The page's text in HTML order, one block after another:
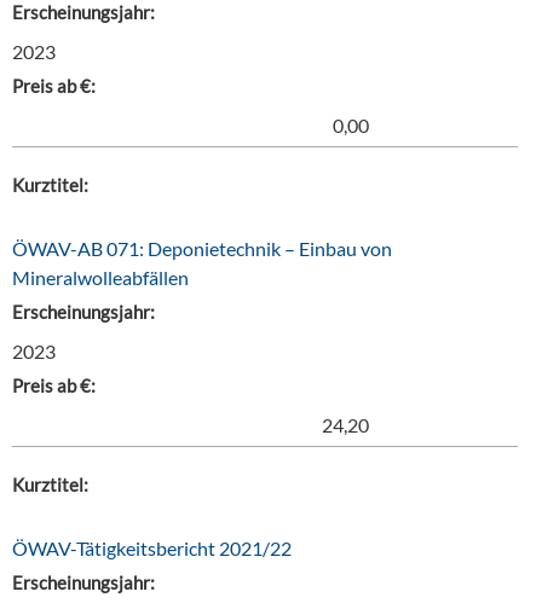
Erscheinungsjahr:
2023
Preis ab €:
0,00
Kurztitel:
ÖWAV-AB 071: Deponietechnik – Einbau von
Mineralwolleabfällen
Erscheinungsjahr:
2023
Preis ab €:
24,20
Kurztitel:
ÖWAV-Tätigkeitsbericht 2021/22
Erscheinungsjahr: